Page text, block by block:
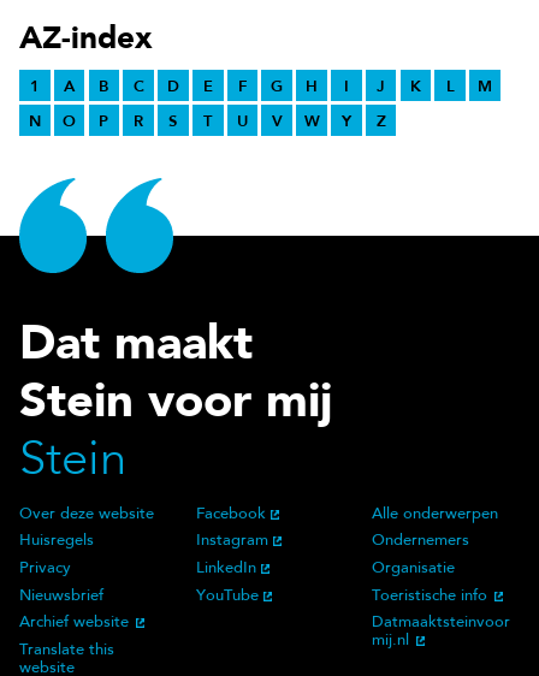
AZ-index
1 A B C D E F G H I J K L
M
N
O P R S T U V W Y Z
Dat maakt
Stein voor mij
Stein
Over deze website
Over deze website
Huisregels
Privacy
Nieuwsbrief
Archief website
Translate this
website
Social Media
Facebook
Instagram
LinkedIn
YouTube
Alle onderwerpen
Ondernemers
Organisatie
Toeristische info
Datmaaktsteinvoor
mij.nl